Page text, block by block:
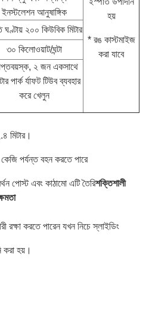
হয়
* রঙ কাস্টমাইজ
করা যাবে
ইনস্টলেশন আনুষাঙ্গিক
ঘণ্টায় ২০০ কিউবিক মিটার
৩০ কিলোওয়াট/ঘন্টা
২ জন একসাথে
পার্ক র্যাফট টিউব ব্যবহার
করে খেলুন
মিটার।
পর্যন্ত বহন করতে পারে
পোস্ট এবং কাঠামো এটি তৈরিশক্তিশালী
রক্ষা করতে পারেন যখন নিচে স্লাইডিং
হয়।